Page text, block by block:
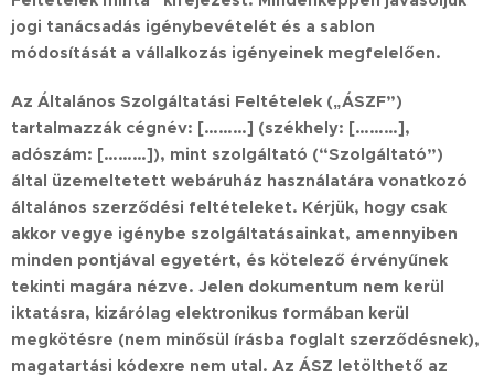
jogi tanácsadás igénybevételét és a sablon
módosítását a vállalkozás igényeinek megfelelően.
Az Általános Szolgáltatási Feltételek („ÁSZF”)
tartalmazzák cégnév: [………] (székhely: [………],
adószám: [………]), mint szolgáltató (“Szolgáltató”)
által üzemeltetett webáruház használatára vonatkozó
általános szerződési feltételeket. Kérjük, hogy csak
akkor vegye igénybe szolgáltatásainkat, amennyiben
minden pontjával egyetért, és kötelező érvényűnek
tekinti magára nézve. Jelen dokumentum nem kerül
iktatásra, kizárólag elektronikus formában kerül
megkötésre (nem minősül írásba foglalt szerződésnek),
magatartási kódexre nem utal. Az ÁSZ letölthető az